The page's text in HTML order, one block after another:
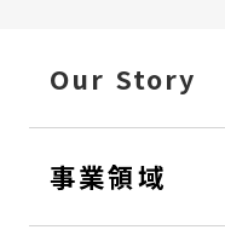
Our Story
事業領域